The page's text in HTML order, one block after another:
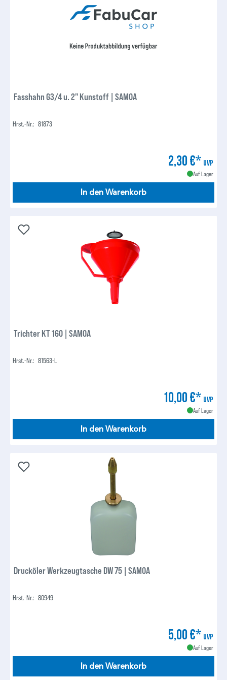
Fasshahn G3/4 u. 2" Kunstoff | SAMOA
Hrst.-Nr.: 81873
2,30 €* UVP
Auf Lager
In den Warenkorb
Trichter KT 160 | SAMOA
Hrst.-Nr.: 81563-L
10,00 €* UVP
Auf Lager
In den Warenkorb
Drucköler Werkzeugtasche DW 75 | SAMOA
Hrst.-Nr.: 80949
5,00 €* UVP
Auf Lager
In den Warenkorb